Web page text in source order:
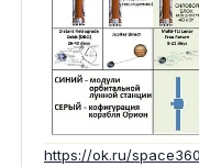
https://ok.ru/